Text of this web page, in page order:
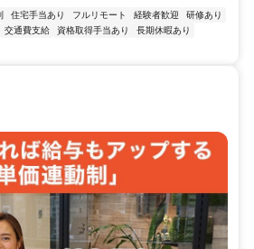
住宅手当あり フルリモート 経験者歓迎
研修あり
交通費支給 資格取得手当あり
長期休暇あり